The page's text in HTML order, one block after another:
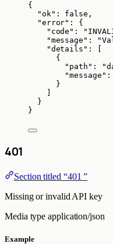
{
"ok" : false ,
"error" : {
"code" : "
"message" : "
"details" : [
{
"path" : "
"message" :
}
}
}
401
Section titled “401 ”
Missing or invalid API key
Media type application/json
Example